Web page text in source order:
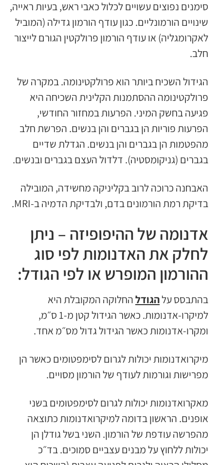
סימנים נפוצים עשויים לכלול כאבי ראש, בעיות ראייה,
שינויים הורמונליים. כגון עודף הורמון גדילה (המוביל
לאקרומגליה) או עודף הורמון פרולקטין הגורם לייצור
חלב.
הגידול השכיח ביותר הוא פרולקטינומה. במקרה של
פרולקטינומה ההסתמנות הקלינית השכיחה היא
פגיעה בחשק המיני. הפרעות במחזור החודשי,
הפרעות פוריות הן בגברים והן בנשים. הפרשת חלב
מהפטמות הן בגברים והן בנשים. הגדלת שדיים
בגברים (גניקומסטיה). דלדול העצם בגברים ובנשים.
האבחנה כרוכה לרוב בקליניקה מחשידה, המובילה
בדיקת רמת הורמונים בדם, ולבדיקת הדמיה ב-MRI.
אדנומה של ההיפופיזה – ניתן
לחלק את האדנומות לפי סוג
ההורמון המופרש או לפי הגודל:
בהתבסס עלהגודלהחלוקה המקובלת היא
למיקרו-אדנומות. כאשר הגידול קטן מ-1 ס״מ,
ומקרו-אדנומות כאשר הגידול גדול מס״מ אחד.
מיקרואדנומות יכולות לגרום לסימפטומים כאשר הן
מפרישות וגורמות לעודף של הורמון מסויים.
מאקרואדנומות יכולות לגרום לסימפטומים בשני
אופנים. הראשון בדומה למיקרואדנומות כתוצאה
מהפרשה עודפת של הורמון. השני בשל גודלן הן
יכולות ללחוץ על מבנים עצביים סמוכים. בד״כ